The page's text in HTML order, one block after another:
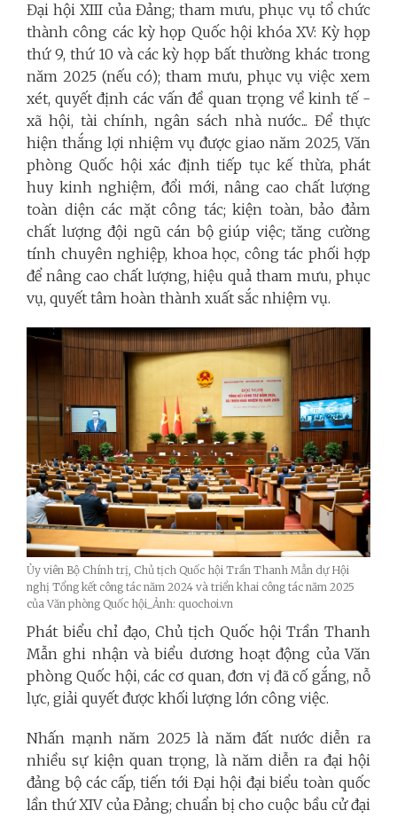
Đại hội XIII của Đảng; tham mưu, phục vụ tổ chức
thành công các kỳ họp Quốc hội khóa XV: Kỳ họp
thứ 9, thứ 10 và các kỳ họp bất thường khác trong
năm 2025 (nếu có); tham mưu, phục vụ việc xem
xét, quyết định các vấn đề quan trọng về kinh tế -
xã hội, tài chính, ngân sách nhà nước...Để thực
hiện thắng lợi nhiệm vụ được giao năm 2025, Văn
phòng Quốc hội xác định tiếp tục kế thừa, phát
huy kinh nghiệm, đổi mới, nâng cao chất lượng
toàn diện các mặt công tác; kiện toàn, bảo đảm
chất lượng đội ngũ cán bộ giúp việc; tăng cường
tính chuyên nghiệp, khoa học, công tác phối hợp
để nâng cao chất lượng, hiệu quả tham mưu, phục
vụ, quyết tâm hoàn thành xuất sắc nhiệm vụ.
Ủy viên Bộ Chính trị, Chủ tịch Quốc hội Trần Thanh Mẫn dự Hội
nghị Tổng kết công tác năm 2024 và triển khai công tác năm 2025
của Văn phòng Quốc hội_Ảnh: quochoi.vn
Phát biểu chỉ đạo, Chủ tịch Quốc hội Trần Thanh
Mẫn ghi nhận và biểu dương hoạt động của Văn
phòng Quốc hội, các cơ quan, đơn vị đã cố gắng, nỗ
lực, giải quyết được khối lượng lớn công việc.
Nhấn mạnh năm 2025 là năm đất nước diễn ra
nhiều sự kiện quan trọng, là năm diễn ra đại hội
đảng bộ các cấp, tiến tới Đại hội đại biểu toàn quốc
lần thứ XIV của Đảng; chuẩn bị cho cuộc bầu cử đại